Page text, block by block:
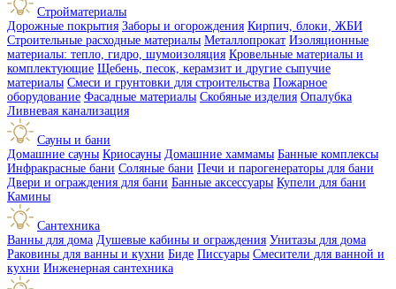
Стройматериалы
Дорожные покрытия Заборы и огорождения Кирпич, блоки, ЖБИ
Строительные расходные материалы Металлопрокат Изоляционные
материалы: тепло, гидро, шумоизоляция Кровельные материалы и
комплектующие Щебень, песок, керамзит и другие сыпучие
материалы Смеси и грунтовки для строительства Пожарное
оборудование Фасадные материалы Скобяные изделия Опалубка
Ливневая канализация
Сауны и бани
Домашние сауны Криосауны Домашние хаммамы Банные комплексы
Инфракрасные бани Соляные бани Печи и парогенераторы для бани
Двери и ограждения для бани Банные аксессуары Купели для бани
Камины
Сантехника
Ванны для дома Душевые кабины и ограждения Унитазы для дома
Раковины для ванны и кухни Биде Писсуары Смесители для ванной и
кухни Инженерная сантехника